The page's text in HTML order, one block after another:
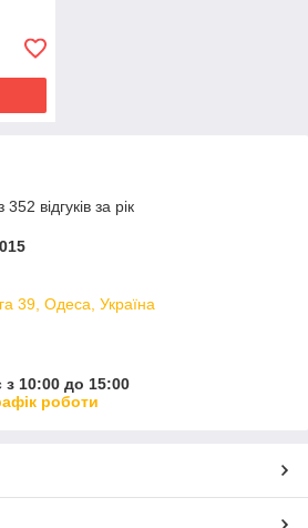
відгуків за рік
39, Одеса, Україна
10:00 до 15:00
роботи